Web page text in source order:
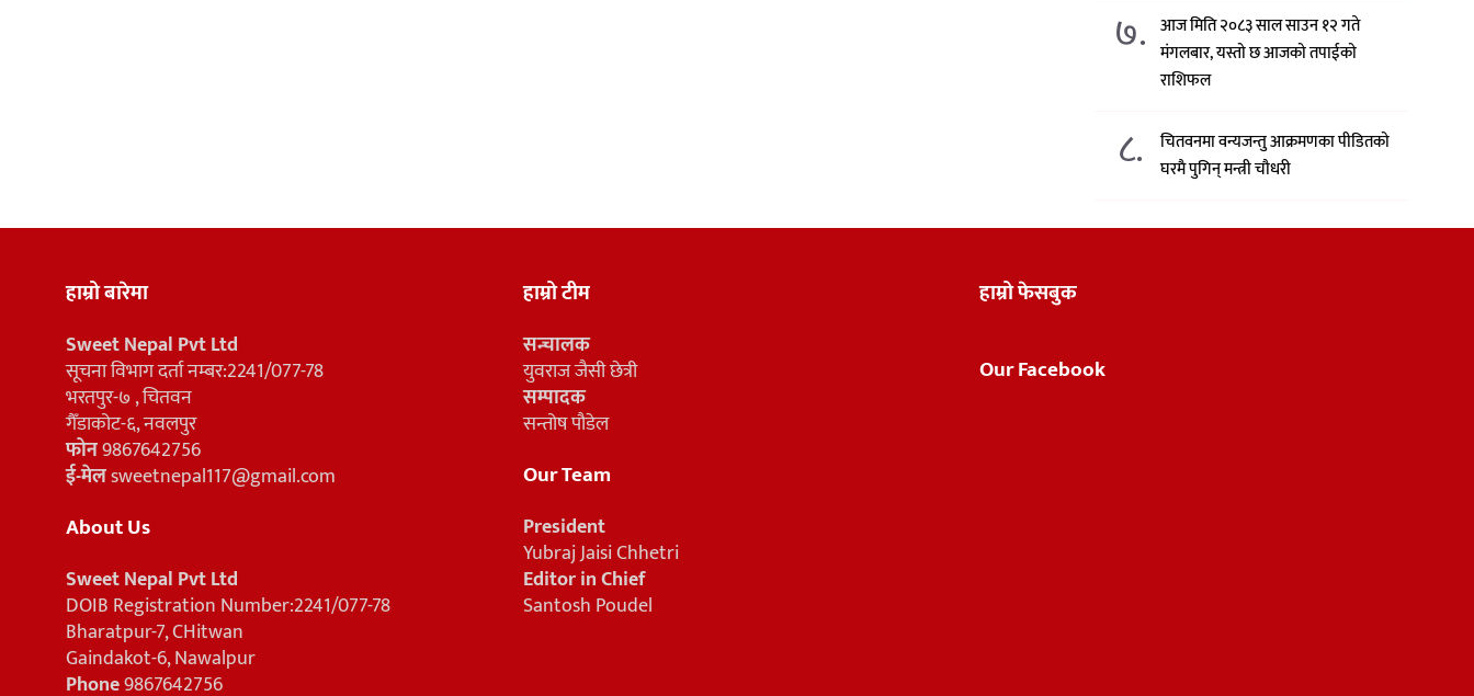
७. आज मिति २०८३ साल साउन १२ गते
मंगलबार, यस्तो छ आजको तपाईको
राशिफल
८.
चितवनमा वन्यजन्तु आक्रमणका पीडितको
घरमै पुगिन् मन्त्री चौधरी
हाम्रो बारेमा
Sweet Nepal Pvt Ltd
सूचना विभाग दर्ता नम्बर:2241/077-78
भरतपुर-७ , चितवन
गैँडाकोट-६, नवलपुर
फोन9867642756
ई-मेलsweetnepal117@gmail.com
About Us
Sweet Nepal Pvt Ltd
DOIB Registration Number:2241/077-78
Bharatpur-7, CHitwan
Gaindakot-6, Nawalpur
Phone9867642756
हाम्रो टीम
सन्चालक
युवराज जैसी छेत्री
सम्पादक
सन्तोष पौडेल
Our Team
President
Yubraj Jaisi Chhetri
Editor in Chief
Santosh Poudel
हाम्रो फेसबुक
Our Facebook